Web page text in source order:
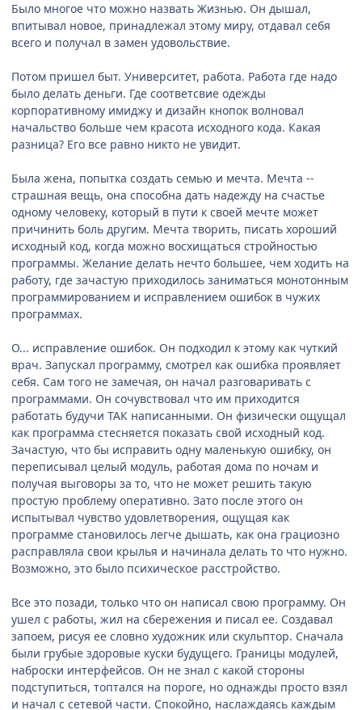
Было многое что можно назвать Жизнью. Он дышал,
впитывал новое, принадлежал этому миру, отдавал себя
всего и получал в замен удовольствие.
Потом пришел быт. Университет, работа. Работа где надо
было делать деньги. Где соответсвие одежды
корпоративному имиджу и дизайн кнопок волновал
начальство больше чем красота исходного кода. Какая
разница? Его все равно никто не увидит.
Была жена, попытка создать семью и мечта. Мечта --
страшная вещь, она способна дать надежду на счастье
одному человеку, который в пути к своей мечте может
причинить боль другим. Мечта творить, писать хороший
исходный код, когда можно восхищаться стройностью
программы. Желание делать нечто большее, чем ходить на
работу, где зачастую приходилось заниматься монотонным
программированием и исправлением ошибок в чужих
программах.
О... исправление ошибок. Он подходил к этому как чуткий
врач. Запускал программу, смотрел как ошибка проявляет
себя. Сам того не замечая, он начал разговаривать с
программами. Он сочувствовал что им приходится
работать будучи ТАК написанными. Он физически ощущал
как программа стесняется показать свой исходный код.
Зачастую, что бы исправить одну маленькую ошибку, он
переписывал целый модуль, работая дома по ночам и
получая выговоры за то, что не может решить такую
простую проблему оперативно. Зато после этого он
испытывал чувство удовлетворения, ощущая как
программе становилось легче дышать, как она грациозно
расправляла свои крылья и начинала делать то что нужно.
Возможно, это было психическое расстройство.
Все это позади, только что он написал свою программу. Он
ушел с работы, жил на сбережения и писал ее. Создавал
запоем, рисуя ее словно художник или скульптор. Сначала
были грубые здоровые куски будущего. Границы модулей,
наброски интерфейсов. Он не знал с какой стороны
подступиться, топтался на пороге, но однажды просто взял
и начал с сетевой части. Спокойно, наслаждаясь каждым